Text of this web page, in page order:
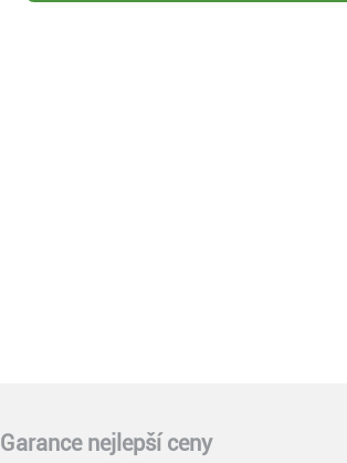
Garance nejlepší ceny